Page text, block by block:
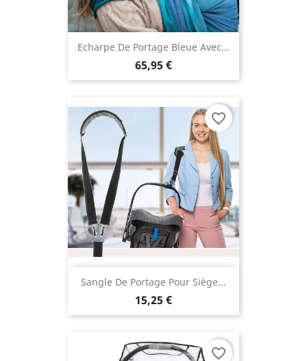
Echarpe De Portage Bleue Avec...
65,95 €
Sangle De Portage Pour Siège...
15,25 €
favorite_border
favorite_border